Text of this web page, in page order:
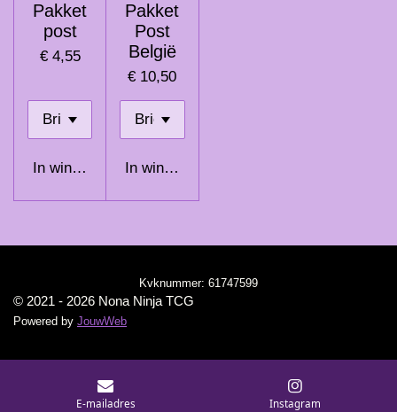
Pakket
post
€ 4,55
In winkelwagen
Pakket
Post
België
€ 10,50
In winkelwagen
Kvknummer: 61747599
© 2021 - 2026 Nona Ninja TCG
Powered by JouwWeb
E-mailadres Instagram